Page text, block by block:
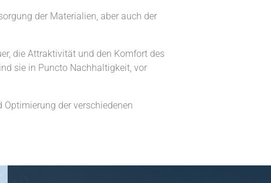
der Materialien, aber auch der
die Attraktivität und den Komfort des
sie in Puncto Nachhaltigkeit, vor
der verschiedenen